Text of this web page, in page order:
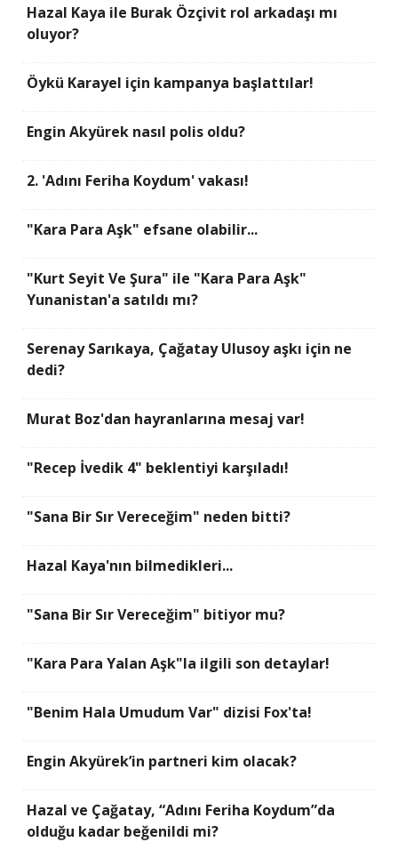
Hazal Kaya ile Burak Özçivit rol arkadaşı mı
oluyor?
Öykü Karayel için kampanya başlattılar!
Engin Akyürek nasıl polis oldu?
2. 'Adını Feriha Koydum' vakası!
"Kara Para Aşk" efsane olabilir...
"Kurt Seyit Ve Şura" ile "Kara Para Aşk"
Yunanistan'a satıldı mı?
Serenay Sarıkaya, Çağatay Ulusoy aşkı için ne
dedi?
Murat Boz'dan hayranlarına mesaj var!
"Recep İvedik 4" beklentiyi karşıladı!
"Sana Bir Sır Vereceğim" neden bitti?
Hazal Kaya'nın bilmedikleri...
"Sana Bir Sır Vereceğim" bitiyor mu?
"Kara Para Yalan Aşk"la ilgili son detaylar!
"Benim Hala Umudum Var" dizisi Fox'ta!
Engin Akyürek’in partneri kim olacak?
Hazal ve Çağatay, “Adını Feriha Koydum”da
olduğu kadar beğenildi mi?